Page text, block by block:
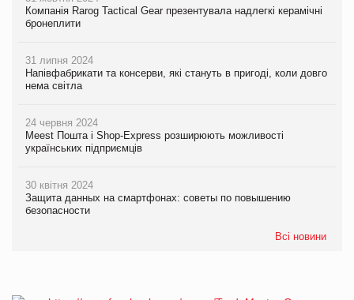
Компанія Rarog Tactical Gear презентувала надлегкі керамічні
бронеплити
31 липня 2024
Напівфабрикати та консерви, які стануть в пригоді, коли довго
нема світла
24 червня 2024
Meest Пошта і Shop-Express розширюють можливості
українських підприємців
30 квітня 2024
Защита данных на смартфонах: советы по повышению
безопасности
Всі новини